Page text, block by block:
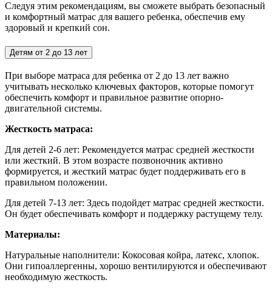
Следуя этим рекомендациям, вы сможете выбрать безопасный
и комфортный матрас для вашего ребенка, обеспечив ему
здоровый и крепкий сон.
Детям от 2 до 13 лет
При выборе матраса для ребенка от 2 до 13 лет важно
учитывать несколько ключевых факторов, которые помогут
обеспечить комфорт и правильное развитие опорно-
двигательной системы.
Жесткость матраса:
Для детей 2-6 лет: Рекомендуется матрас средней жесткости
или жесткий. В этом возрасте позвоночник активно
формируется, и жесткий матрас будет поддерживать его в
правильном положении.
Для детей 7-13 лет: Здесь подойдет матрас средней жесткости.
Он будет обеспечивать комфорт и поддержку растущему телу.
Материалы:
Натуральные наполнители: Кокосовая койра, латекс, хлопок.
Они гипоаллергенны, хорошо вентилируются и обеспечивают
необходимую жесткость.